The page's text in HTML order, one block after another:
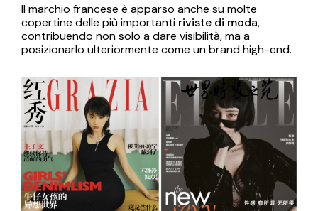
Il marchio francese è apparso anche su molte
copertine delle più importanti riviste di moda,
contribuendo non solo a dare visibilità, ma a
posizionarlo ulteriormente come un brand high-end.